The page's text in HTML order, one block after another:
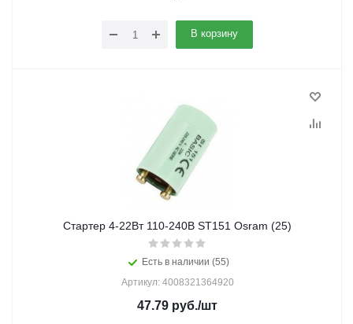
В корзину
Стартер 4-22Вт 110-240В ST151 Osram (25)
Есть в наличии (55)
Артикул: 4008321364920
47.79 руб./шт